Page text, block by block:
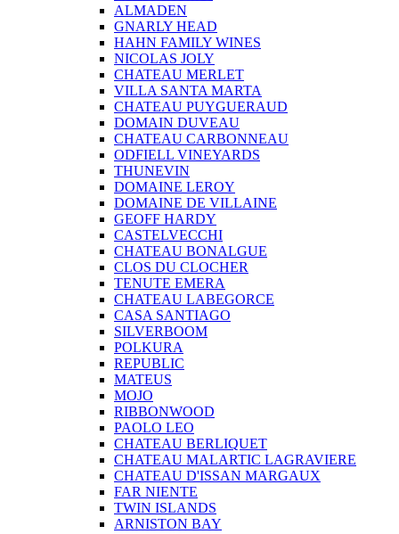
ALMADEN
GNARLY HEAD
HAHN FAMILY WINES
NICOLAS JOLY
CHATEAU MERLET
VILLA SANTA MARTA
CHATEAU PUYGUERAUD
DOMAIN DUVEAU
CHATEAU CARBONNEAU
ODFIELL VINEYARDS
THUNEVIN
DOMAINE LEROY
DOMAINE DE VILLAINE
GEOFF HARDY
CASTELVECCHI
CHATEAU BONALGUE
CLOS DU CLOCHER
TENUTE EMERA
CHATEAU LABEGORCE
CASA SANTIAGO
SILVERBOOM
POLKURA
REPUBLIC
MATEUS
MOJO
RIBBONWOOD
PAOLO LEO
CHATEAU BERLIQUET
CHATEAU MALARTIC LAGRAVIERE
CHATEAU D'ISSAN MARGAUX
FAR NIENTE
TWIN ISLANDS
ARNISTON BAY